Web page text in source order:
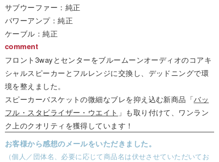
サブウーファー：純正
パワーアンプ：純正
ケーブル：純正
comment
フロント3wayとセンターをブルームーンオーディオのコアキ
シャルスピーカーとフルレンジに交換し、デッドニングで環
境を整えました。
スピーカーバスケットの微細なブレを抑え込む新商品「バッ
フル・スタビライザー・ウエイト 」も取り付けて、ワンラン
ク上のクオリティを獲得しています！
お客様から感想のメールをいただきました。
（個人／団体名、必要に応じて商品名は伏せさせていただいてお